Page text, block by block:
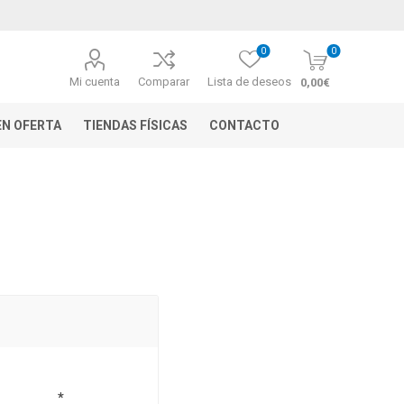
Mi cuenta Comparar Lista de deseos
0 0
0,00€
OFERTA TIENDAS FÍSICAS CONTACTO
*